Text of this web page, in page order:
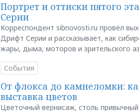
Портрет и оттиски пятого
Серии
Корреспондент sibnovosti.ru провёл
Дрифт Серии и рассказывает, как
жары, дыма, моторов и зрительского
События
От флокса до камнеломки:
выставка цветов
Цветочный вернисаж, столь